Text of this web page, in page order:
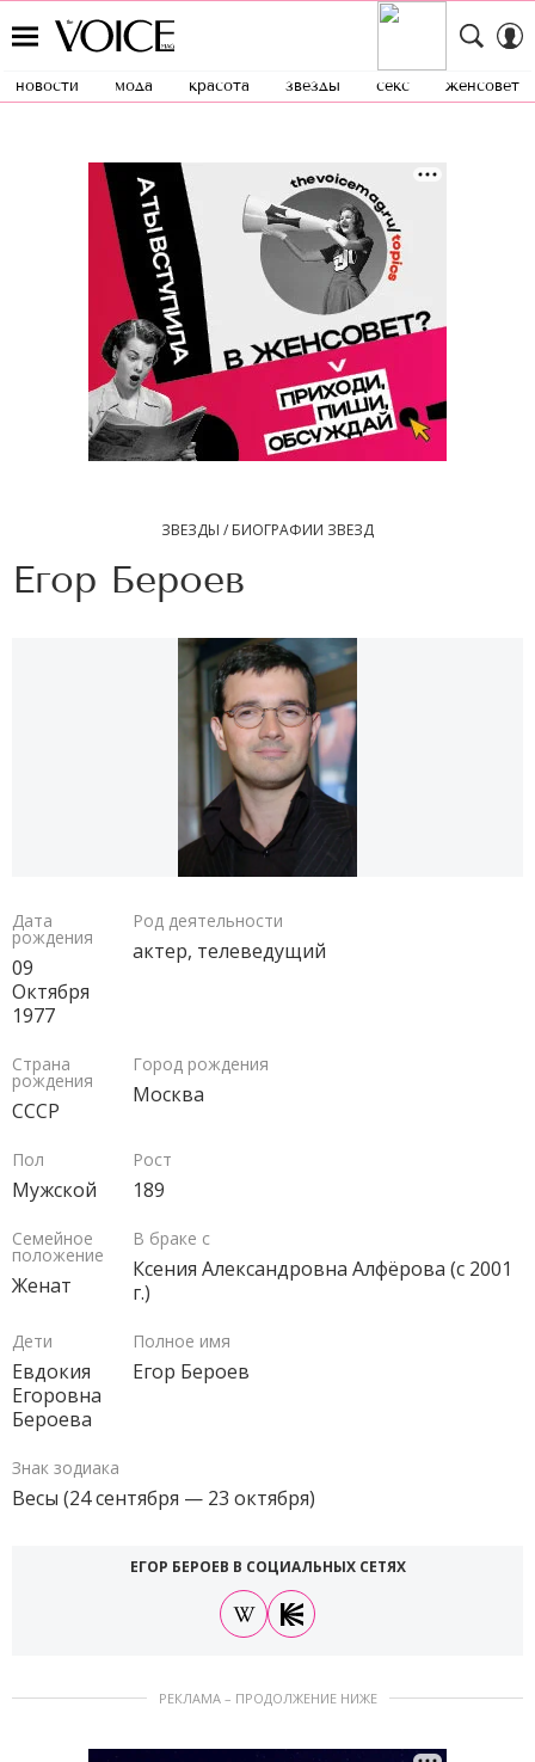
новости мода красота звезды секс женсовет
ЗВЕЗДЫ / БИОГРАФИИ ЗВЕЗД
Егор Бероев
Дата
рождения
09
Октября
1977
Род деятельности
актер, телеведущий
Страна
рождения
СССР
Город рождения
Москва
Пол
Мужской
Рост
189
Семейное
положение
Женат
В браке с
Ксения Александровна Алфёрова (с 2001
г.)
Дети
Евдокия
Егоровна
Бероева
Полное имя
Егор Бероев
Знак зодиака
Весы (24 сентября — 23 октября)
ЕГОР БЕРОЕВ В СОЦИАЛЬНЫХ СЕТЯХ
РЕКЛАМА – ПРОДОЛЖЕНИЕ НИЖЕ